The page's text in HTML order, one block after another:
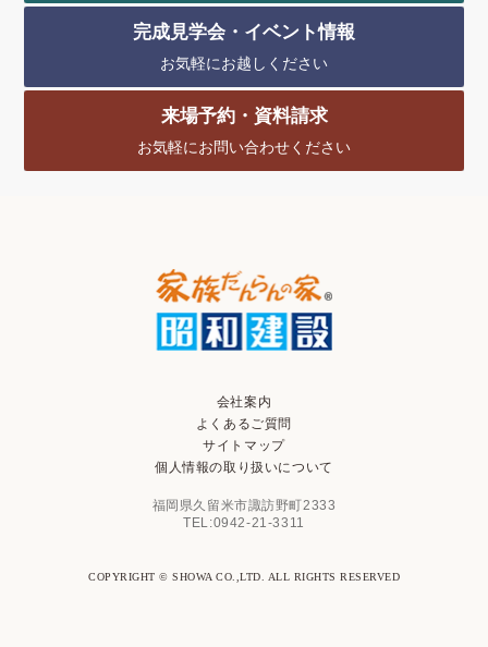
完成見学会・イベント情報
お気軽にお越しください
来場予約・資料請求
お気軽にお問い合わせください
会社案内
よくあるご質問
サイトマップ
個人情報の取り扱いについて
福岡県久留米市諏訪野町2333
TEL:0942-21-3311
COPYRIGHT © SHOWA CO.,LTD. ALL RIGHTS RESERVED